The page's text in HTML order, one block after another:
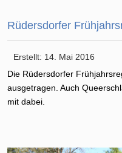
Rüdersdorfer
Erstellt: 14. Mai 2016
Die Rüdersdorfer
ausgetragen. Auch
mit dabei.